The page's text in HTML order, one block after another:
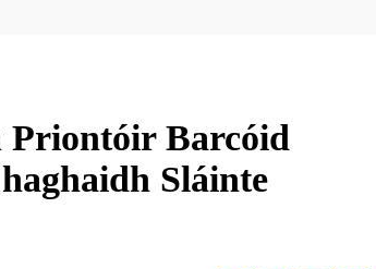
Barcóid
Sláinte